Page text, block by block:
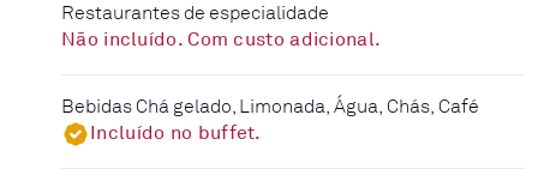
Restaurantes de especialidade
Não incluído. Com custo adicional.
Bebidas Chá gelado, Limonada, Água, Chás, Café
Incluído no buffet.